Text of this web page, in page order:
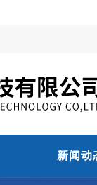
新闻动